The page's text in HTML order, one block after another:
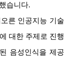
습니다.
른 인공지능 기술
대한 주제로 진행
음성인식을 제공